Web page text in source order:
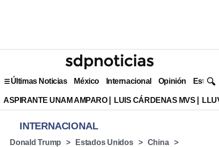
Últimas Noticias México Internacional Opinión Estilo
ASPIRANTE UNAM AMPARO LUIS CÁRDENAS MVS
INTERNACIONAL
Donald Trump Estados Unidos China